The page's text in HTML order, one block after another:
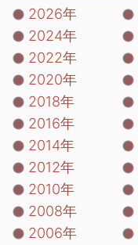
2026年
2024年
2022年
2020年
2018年
2016年
2014年
2012年
2010年
2008年
2006年